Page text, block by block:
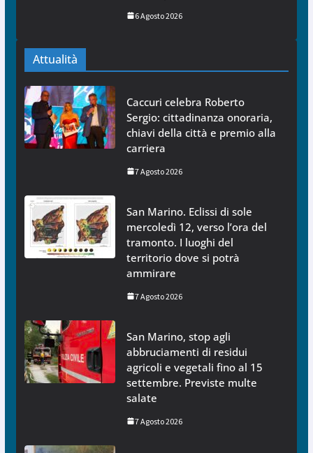
6 Agosto 2026
Attualità
Caccuri celebra Roberto
Sergio: cittadinanza onoraria,
chiavi della città e premio alla
carriera
7 Agosto 2026
San Marino. Eclissi di sole
mercoledì 12, verso l’ora del
tramonto. I luoghi del
territorio dove si potrà
ammirare
7 Agosto 2026
San Marino, stop agli
abbruciamenti di residui
agricoli e vegetali fino al 15
settembre. Previste multe
salate
7 Agosto 2026